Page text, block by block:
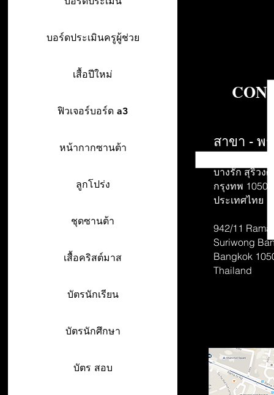
บอร์ดประเมินครูผู้ช่วย
เสื้อปีใหม่
ฟิวเจอร์บอร์ด a3
หน้ากากซานต้า
ลูกโปร่ง
ชุดซานต้า
เสื้อคริสต์มาส
บัตรนักเรียน
บัตรนักศึกษา
บัตร สอบ
สาขา - พ
บางรัก สุริวงศ์
กรุงทพ 10500
ประเทศไทย
942/11 Rama
Suriwong
Bangkok
Thailand